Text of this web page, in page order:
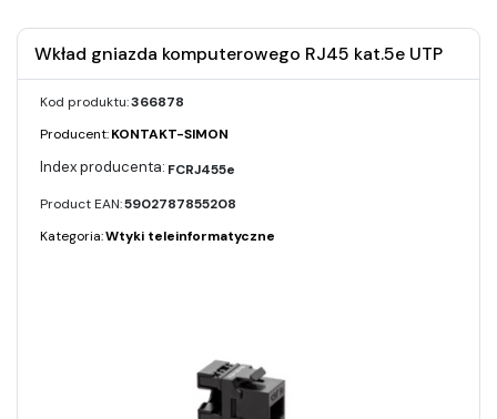
Wkład gniazda komputerowego RJ45 kat.5e UTP
Kod produktu:366878
Producent:KONTAKT-SIMON
FCRJ455e
Product EAN:5902787855208
Kategoria:Wtyki teleinformatyczne